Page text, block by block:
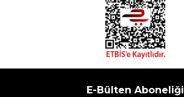
E-Bülten Aboneliği